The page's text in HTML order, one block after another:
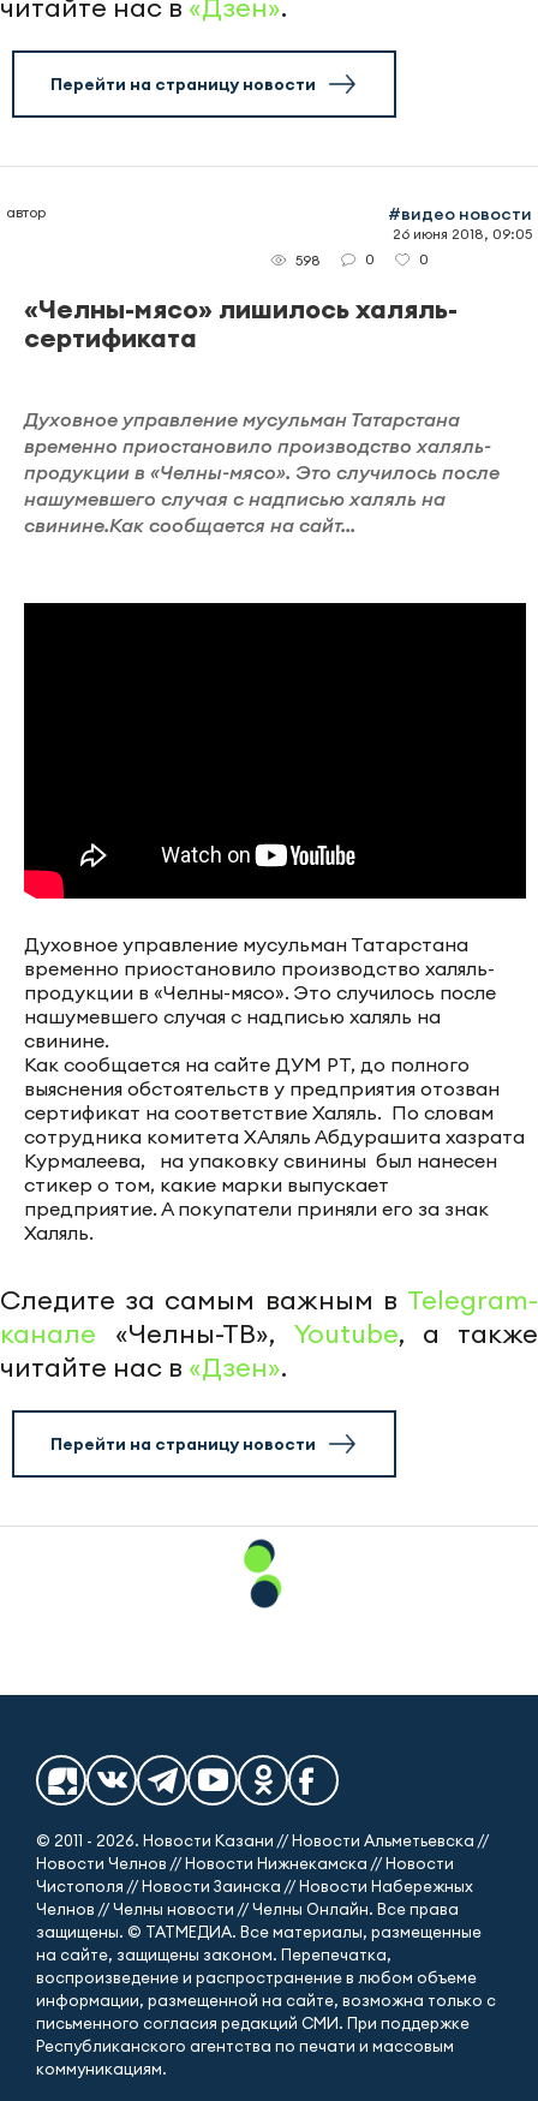
читайте нас в «Дзен».
Перейти на страницу новости
автор #видео новости
26 июня 2018, 09:05
598
0 0
«Челны-мясо» лишилось халяль-
сертификата
Духовное управление мусульман Татарстана
временно приостановило производство халяль-
продукции в «Челны-мясо». Это случилось после
нашумевшего случая с надписью халяль на
свинине.Как сообщается на сайт...
Духовное управление мусульман Татарстана
временно приостановило производство халяль-
продукции в «Челны-мясо». Это случилось после
нашумевшего случая с надписью халяль на
свинине.
Как сообщается на сайте ДУМ РТ, до полного
выяснения обстоятельств у предприятия отозван
сертификат на соответствие Халяль. По словам
сотрудника комитета ХАляль Абдурашита хазрата
Курмалеева,
на упаковку свинины был нанесен
стикер о том, какие марки выпускает
предприятие. А покупатели приняли его за знак
Халяль.
Следите за самым важным в Telegram-
канале «Челны-ТВ», Youtube, а также
читайте нас в «Дзен».
Перейти на страницу новости
© 2011 - 2026. Новости Казани // Новости Альметьевска //
Новости Челнов // Новости Нижнекамска // Новости
Чистополя // Новости Заинска // Новости Набережных
Челнов // Челны новости // Челны Онлайн. Все права
защищены. © ТАТМЕДИА. Все материалы, размещенные
на сайте, защищены законом. Перепечатка,
воспроизведение и распространение в любом объеме
информации, размещенной на сайте, возможна только с
письменного согласия редакций СМИ. При поддержке
Республиканского агентства по печати и массовым
коммуникациям.